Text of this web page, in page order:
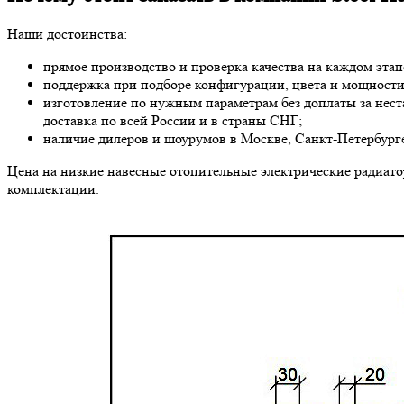
Наши достоинства:
прямое производство и проверка качества на каждом
поддержка при подборе конфигурации, цвета и
изготовление по нужным параметрам без доплаты за
доставка по всей России и в страны СНГ;
наличие дилеров и шоурумов в Москве, Санкт-
Цена на низкие навесные отопительные электрические
комплектации.